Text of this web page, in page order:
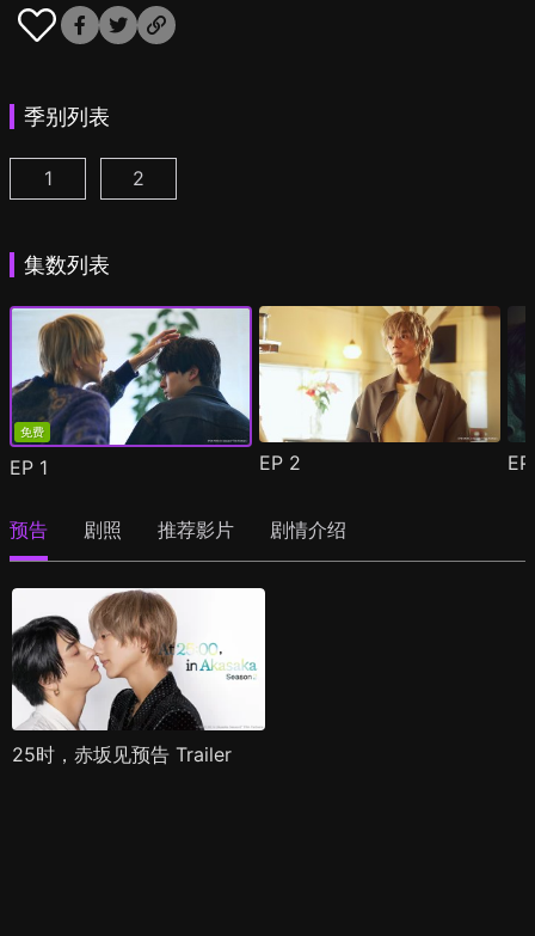
季别列表
25时，赤坂见 第1集
1 25时，赤坂见 第2季 第1集
2
集数列表
免费
EP 1 EP 2
预告 剧照 推荐影片 剧情介绍
25时，赤坂见预告 Trailer